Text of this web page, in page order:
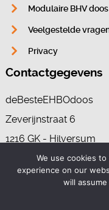
Modulaire BHV doos
Veelgestelde
Privacy
Contactgegevens
deBesteEHBOdoos
Zeverijnstraat 6
1216 GK - Hilversum
035-7370265
We use cookies
experience on our
will